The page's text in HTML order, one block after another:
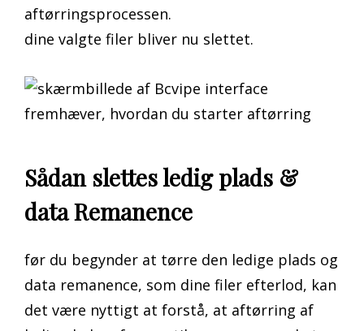
aftørringsprocessen.
dine valgte filer bliver nu slettet.
Sådan slettes ledig plads &
data Remanence
før du begynder at tørre den ledige plads og
data remanence, som dine filer efterlod, kan
det være nyttigt at forstå, at aftørring af